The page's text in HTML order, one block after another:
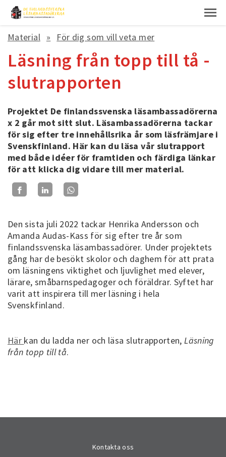
Material För dig som vill veta mer
Läsning från topp till tå -
slutrapporten
Projektet De finlandssvenska läsambassadörerna
x 2 går mot sitt slut. Läsambassadörerna tackar
för sig efter tre innehållsrika år som läsfrämjare i
Svenskfinland. Här kan du läsa vår slutrapport
med både idéer för framtiden och färdiga länkar
för att klicka dig vidare till mer material.
Den sista juli 2022 tackar Henrika Andersson och
Amanda Audas-Kass för sig efter tre år som
finlandssvenska läsambassadörer. Under projektets
gång har de besökt skolor och daghem för att prata
om läsningens viktighet och ljuvlighet med elever,
lärare, småbarnspedagoger och föräldrar. Syftet har
varit att inspirera till mer läsning i hela
Svenskfinland.
Här kan du ladda ner och läsa slutrapporten, Läsning
från topp till tå.
Kontakta oss